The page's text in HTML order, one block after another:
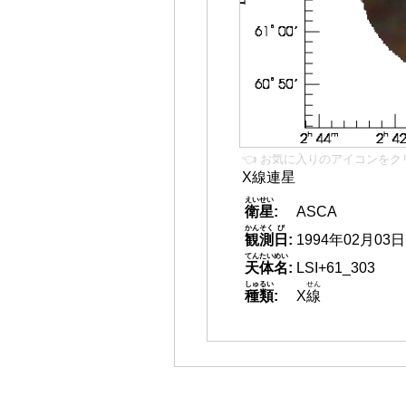
👈 お気に入りのアイコンをク
X線連星
衛星
えいせい
:
ASCA
観測
かんそく
日
び
: 1994年02月03日
天体名
てんたいめい
: LSI+61_303
種類
しゅるい
: X線
せん